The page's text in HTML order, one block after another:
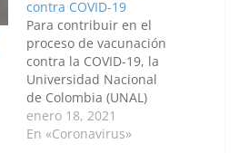
contra COVID-19
Para contribuir en el
proceso de vacunación
contra la COVID-19, la
Universidad Nacional
de Colombia (UNAL)
Sede Medellín pone a
disposición de la
enero 18, 2021
En «Coronavirus»